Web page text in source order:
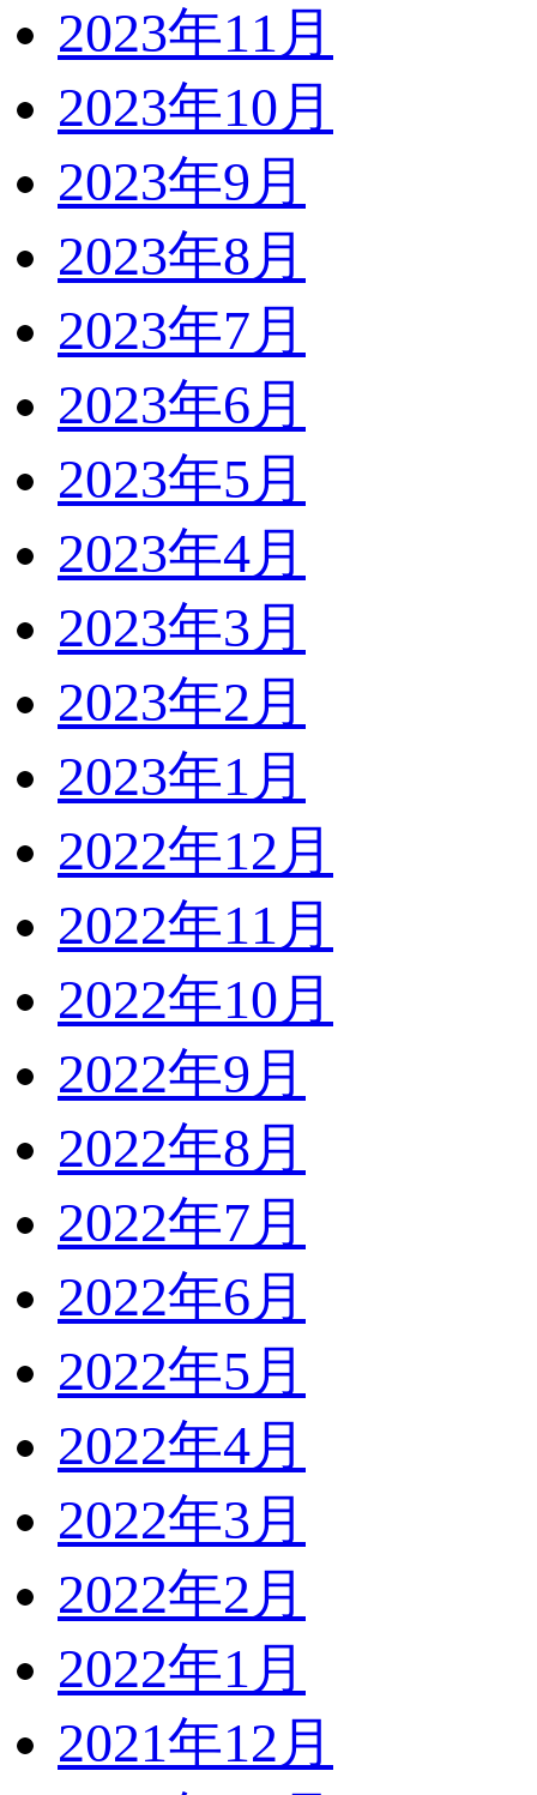
2023年11月
2023年10月
2023年9月
2023年8月
2023年7月
2023年6月
2023年5月
2023年4月
2023年3月
2023年2月
2023年1月
2022年12月
2022年11月
2022年10月
2022年9月
2022年8月
2022年7月
2022年6月
2022年5月
2022年4月
2022年3月
2022年2月
2022年1月
2021年12月